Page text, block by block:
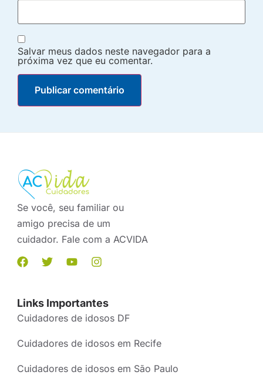
Salvar meus dados neste navegador para a
próxima vez que eu comentar.
Se você, seu familiar ou
amigo precisa de um
cuidador. Fale com a ACVIDA
Links Importantes
Cuidadores de idosos DF
Cuidadores de idosos em Recife
Cuidadores de idosos em São Paulo